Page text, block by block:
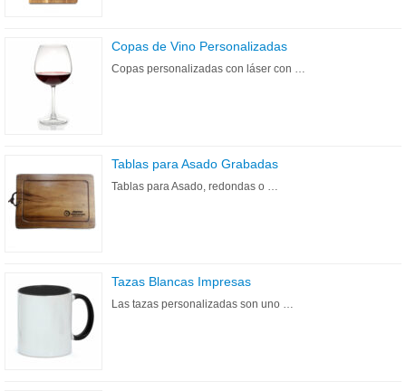
Copas de Vino Personalizadas
Copas personalizadas con láser con …
Tablas para Asado Grabadas
Tablas para Asado, redondas o …
Tazas Blancas Impresas
Las tazas personalizadas son uno …